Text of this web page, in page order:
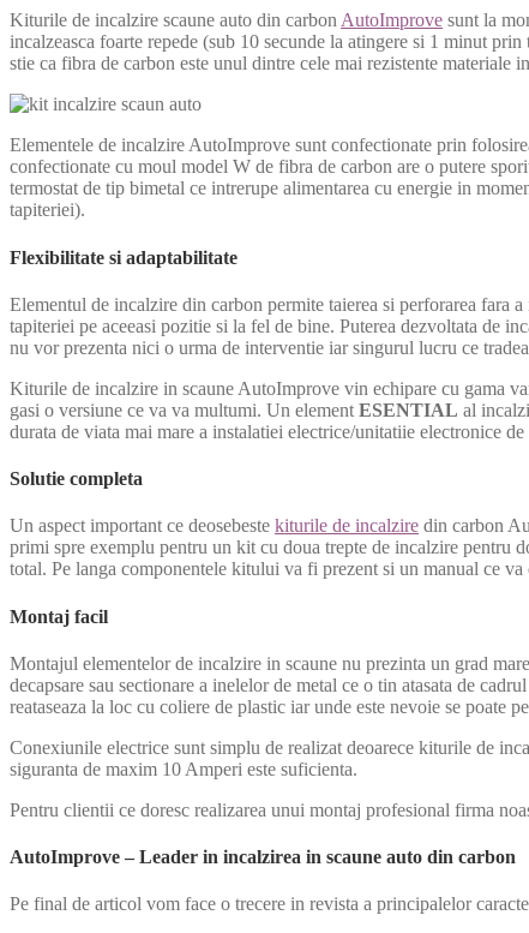
Kiturile de incalzire scaune auto din carbon AutoImprove sunt la
incalzeasca foarte repede (sub 10 secunde la atingere si 1 minut
stie ca fibra de carbon este unul dintre cele mai rezistente materiale
Elementele de incalzire AutoImprove sunt confectionate prin
confectionate cu moul model W de fibra de carbon are o putere
termostat de tip bimetal ce intrerupe alimentarea cu energie in
tapiteriei).
Flexibilitate si adaptabilitate
Elementul de incalzire din carbon permite taierea si perforarea fara
tapiteriei pe aceeasi pozitie si la fel de bine. Puterea dezvoltata de
nu vor prezenta nici o urma de interventie iar singurul lucru ce
Kiturile de incalzire in scaune AutoImprove vin echipare cu gama
gasi o versiune ce va va multumi. Un element ESENTIAL al
durata de viata mai mare a instalatiei electrice/unitatiie electronice
Solutie completa
Un aspect important ce deosebeste kiturile de incalzire din carbon
primi spre exemplu pentru un kit cu doua trepte de incalzire pentru
total. Pe langa componentele kitului va fi prezent si un manual ce
Montaj facil
Montajul elementelor de incalzire in scaune nu prezinta un grad
decapsare sau sectionare a inelelor de metal ce o tin atasata de
reataseaza la loc cu coliere de plastic iar unde este nevoie se poate
Conexiunile electrice sunt simplu de realizat deoarece kiturile de
siguranta de maxim 10 Amperi este suficienta.
Pentru clientii ce doresc realizarea unui montaj profesional firma
AutoImprove – Leader in incalzirea in scaune auto din carbon
Pe final de articol vom face o trecere in revista a principalelor